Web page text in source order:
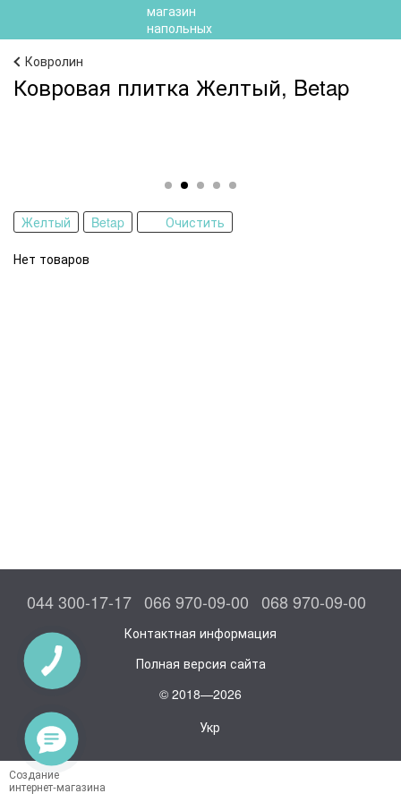
Ковролин
Ковровая плитка Желтый, Betap
Желтый Betap Очистить
Нет товаров
044 300-17-17 066 970-09-00 068 970-09-00
Контактная информация
Полная версия сайта
© 2018—2026
Укр
Создание
интернет-магазина